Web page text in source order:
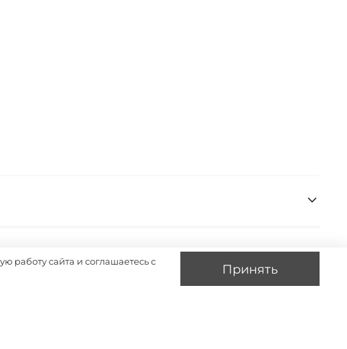
работу сайта и соглашаетесь с
Принять